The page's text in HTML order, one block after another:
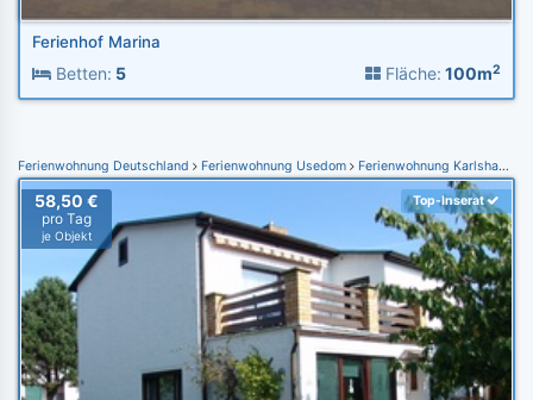
Ferienhof Marina
Betten: 5 Fläche: 100m2
Ferienwohnung Deutschland Ferienwohnung Usedom Ferienwohnung Karlshagen
58,50 €
pro Tag
je Objekt
Top-Inserat